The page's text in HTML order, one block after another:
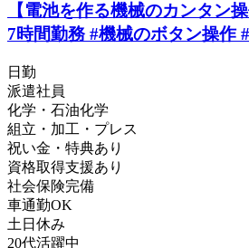
【電池を作る機械のカンタン
7時間勤務 #機械のボタン操作
日勤
派遣社員
化学・石油化学
組立・加工・プレス
祝い金・特典あり
資格取得支援あり
社会保険完備
車通勤OK
土日休み
20代活躍中